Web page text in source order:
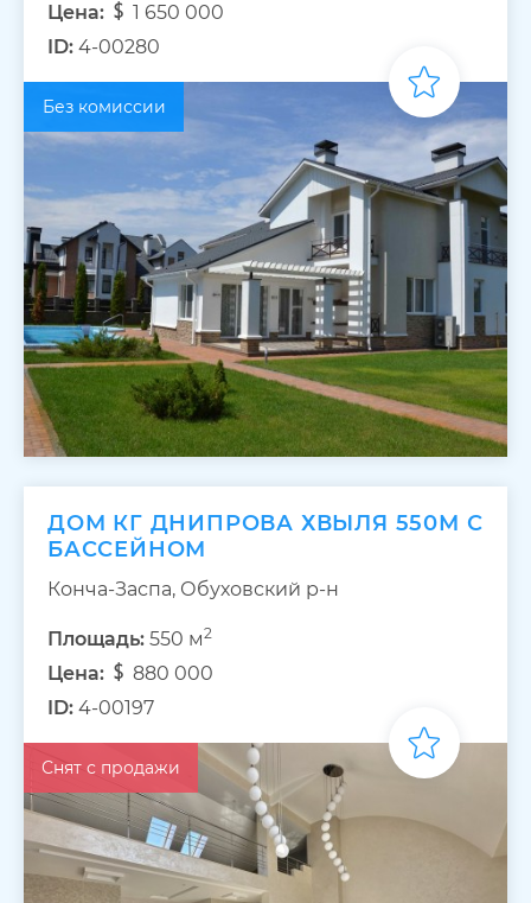
Цена:
1 650 000
ID: 4-00280
Без комиссии
ДОМ КГ ДНИПРОВА ХВЫЛЯ 550М С
БАССЕЙНОМ
Конча-Заспа, Обуховский р-н
Площадь: 550 м2
Цена:
880 000
ID: 4-00197
Снят с продажи